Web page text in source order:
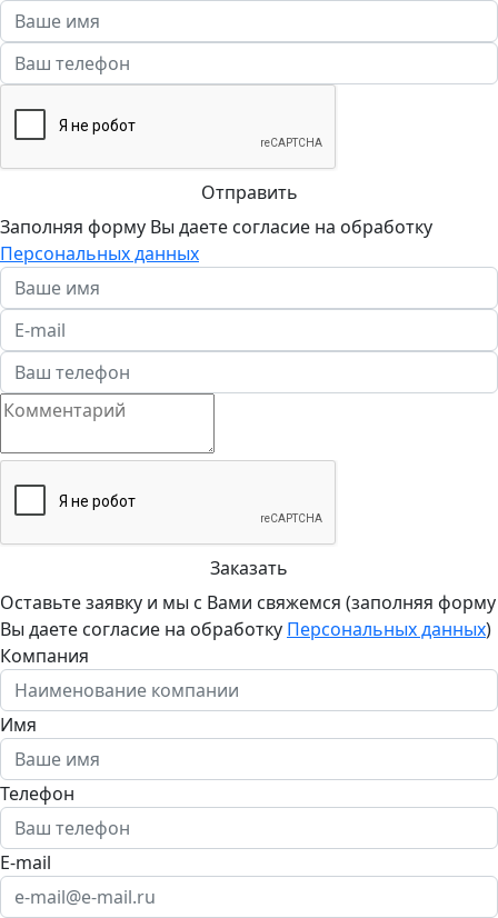
Отправить
Заполняя форму Вы даете согласие на обработку
Персональных данных
Заказать
Оставьте заявку и мы с Вами свяжемся (заполняя форму
Вы даете согласие на обработку Персональных данных)
Компания
Имя
Телефон
E-mail